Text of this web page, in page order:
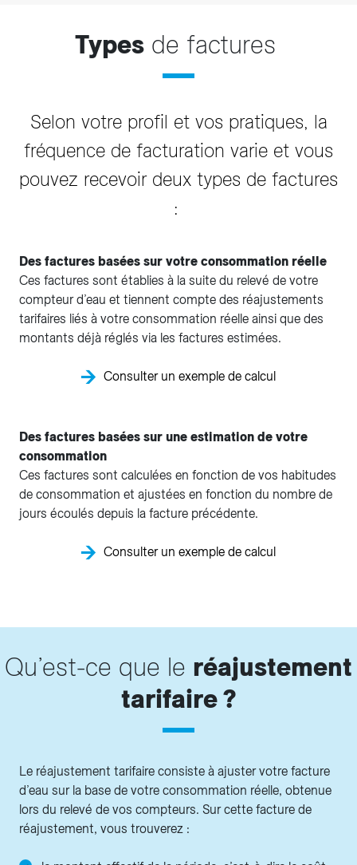
Typesde factures
Selon votre profil et vos pratiques, la
fréquence de facturation varie et vous
pouvez recevoir deux types de factures
:
Des factures basées sur votre consommation réelle
Ces factures sont établies à la suite du relevé de votre
compteur d’eau et tiennent compte des réajustements
tarifaires liés à votre consommation réelle ainsi que des
montants déjà réglés via les factures estimées.
Consulter un exemple de calcul
Des factures basées sur une estimation de votre
consommation
Ces factures sont calculées en fonction de vos habitudes
de consommation et ajustées en fonction du nombre de
jours écoulés depuis la facture précédente.
Consulter un exemple de calcul
Qu’est-ce que le réajustement
tarifaire ?
Le réajustement tarifaire consiste à ajuster votre facture
d’eau sur la base de votre consommation réelle, obtenue
lors du relevé de vos compteurs. Sur cette facture de
réajustement, vous trouverez :